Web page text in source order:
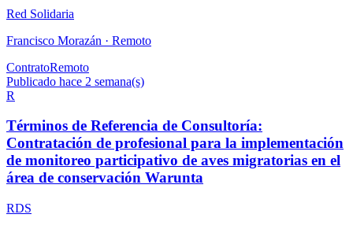
Red Solidaria
Francisco Morazán · Remoto
ContratoRemoto
Publicado hace 2 semana(s)
R
Términos de Referencia de Consultoría:
Contratación de profesional para la implementación
de monitoreo participativo de aves migratorias en el
área de conservación Warunta
RDS